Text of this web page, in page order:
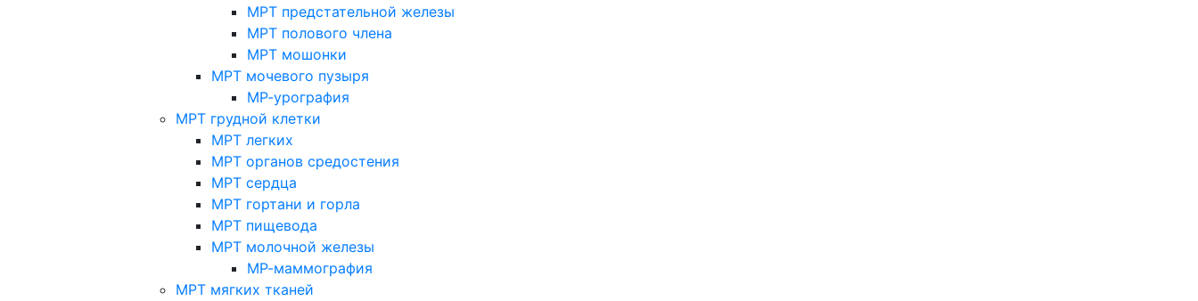
МРТ предстательной железы
МРТ полового члена
МРТ мошонки
МРТ мочевого пузыря
МР-урография
МРТ грудной клетки
МРТ легких
МРТ органов средостения
МРТ сердца
МРТ гортани и горла
МРТ пищевода
МРТ молочной железы
МР-маммография
МРТ мягких тканей